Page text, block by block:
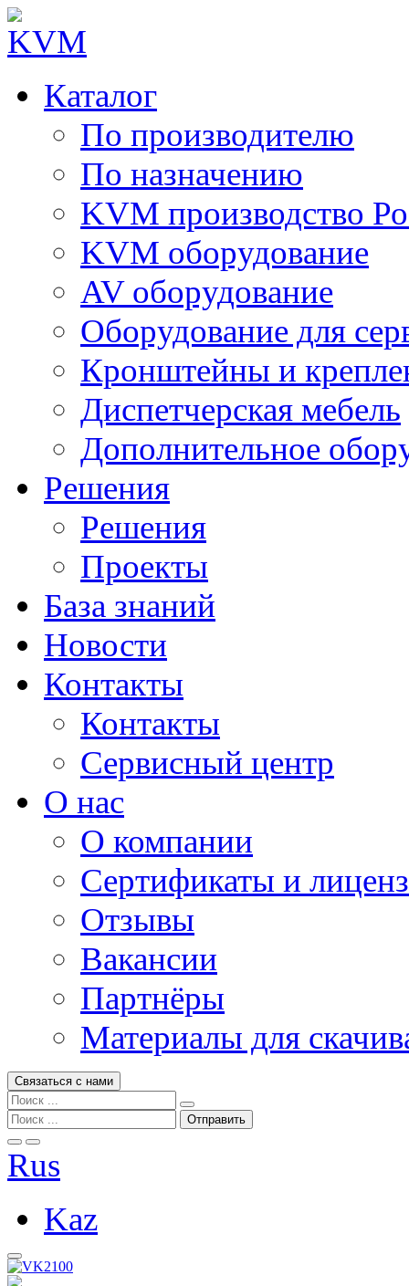
Каталог
По производителю
По назначению
KVM производство
KVM оборудование
AV оборудование
Оборудование для
Кронштейны и
Диспетчерская мебель
Дополнительное
Решения
Решения
Проекты
База знаний
Новости
Контакты
Контакты
Сервисный центр
О нас
О компании
Сертификаты и
Отзывы
Вакансии
Партнёры
Материалы для
Связаться с нами
Rus
Kaz